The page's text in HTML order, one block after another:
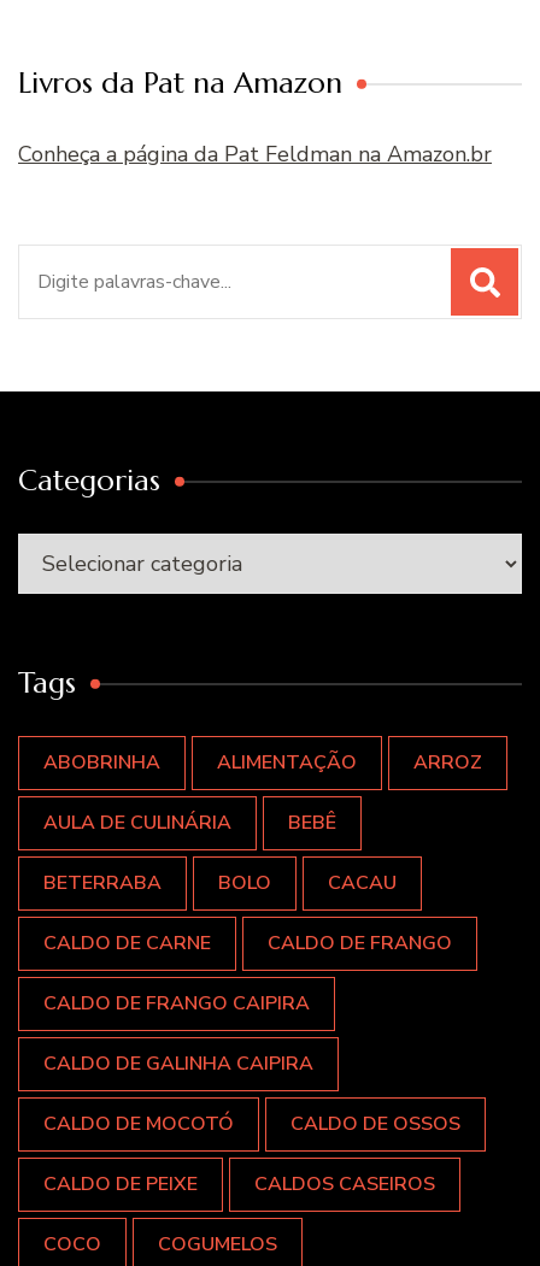
Livros da Pat na Amazon
Conheça a página da Pat Feldman na Amazon.br
Categorias
Categorias
Tags
ABOBRINHA ALIMENTAÇÃO ARROZ
AULA DE CULINÁRIA BEBÊ
BETERRABA BOLO CACAU
CALDO DE CARNE CALDO DE FRANGO
CALDO DE FRANGO CAIPIRA
CALDO DE GALINHA CAIPIRA
CALDO DE MOCOTÓ CALDO DE OSSOS
CALDO DE PEIXE CALDOS CASEIROS
COCO COGUMELOS